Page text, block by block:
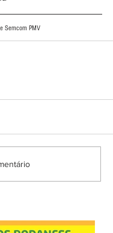
Semcom PMV